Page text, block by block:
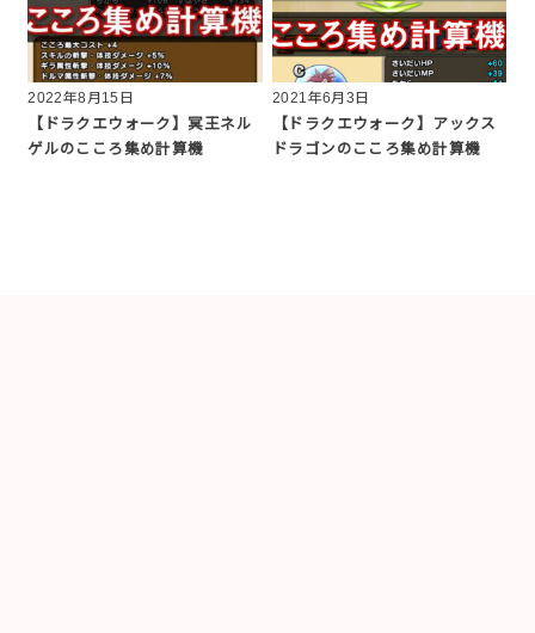
2022年8月15日
【ドラクエウォーク】冥王ネル
ゲルのこころ集め計算機
2021年6月3日
【ドラクエウォーク】アックス
ドラゴンのこころ集め計算機